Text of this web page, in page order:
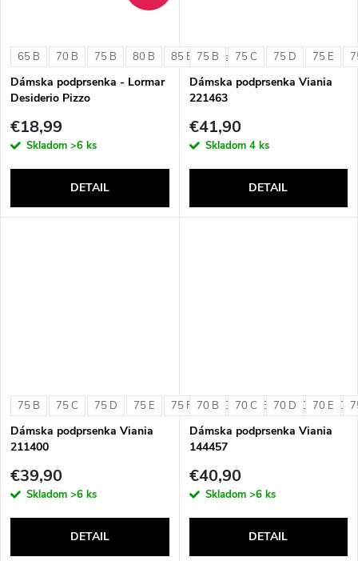
65 B 70 B 75 B 80 B 85 B + ďalšie
Dámska podprsenka - Lormar
Desiderio Pizzo
€18,99
Skladom >6 ks
DETAIL
75 B 75 C 75 D 75 E
Dámska podprsenka Viania
221463
€41,90
Skladom 4 ks
DETAIL
75 B 75 C 75 D 75 E 75 F 75 G 80 B 80 C 80 D
Dámska podprsenka Viania
211400
€39,90
Skladom >6 ks
DETAIL
70 B 70 C 70 D 70 E
Dámska podprsenka Viania
144457
€40,90
Skladom >6 ks
DETAIL